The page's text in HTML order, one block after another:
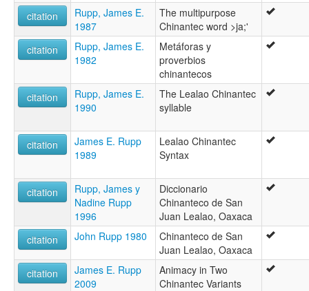
citation
Rupp, James E.
1987
The multipurpose
Chinantec word >ja;'
citation
Rupp, James E.
1982
Metáforas y
proverbios
chinantecos
citation
Rupp, James E.
1990
The Lealao Chinantec
syllable
citation
James E. Rupp
1989
Lealao Chinantec
Syntax
citation
Rupp, James y
Nadine Rupp
1996
Diccionario
Chinanteco de San
Juan Lealao, Oaxaca
citation
John Rupp 1980
Chinanteco de San
Juan Lealao, Oaxaca
citation
James E. Rupp
2009
Animacy in Two
Chinantec Variants